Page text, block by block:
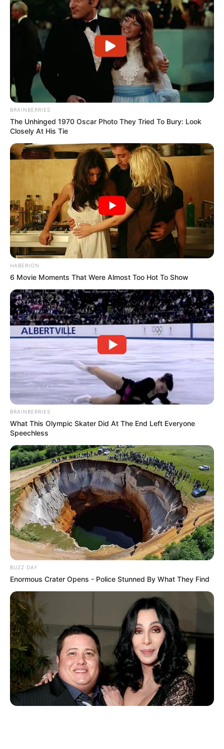
TAGS
ΕΥΒΟΙΑ
ΤΑΞΙΔΙ
ΤΑΥΤΟΤΗΤΑ ΚΑΙ ΕΠΙΚΟΙΝΩΝΙΑ ΟΡΟΙ ΧΡΗΣΗΣ
© 2025 EVIANEWS του Γιώργου Κουτσελίνη
BRAINBERRIES
The Unhinged 1970 Oscar Photo They Tried To Bury: Look
Closely At His Tie
HABERION
6 Movie Moments That Were Almost Too Hot To Show
BRAINBERRIES
What This Olympic Skater Did At The End Left Everyone
Speechless
BUZZ DAY
Enormous Crater Opens - Police Stunned By What They Find